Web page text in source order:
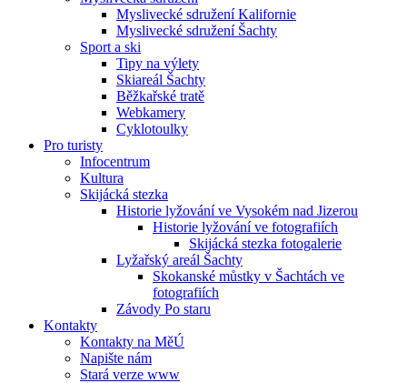
Myslivecké sdružení Kalifornie
Myslivecké sdružení Šachty
Sport a ski
Tipy na výlety
Skiareál Šachty
Běžkařské tratě
Webkamery
Cyklotoulky
Pro turisty
Infocentrum
Kultura
Skijácká stezka
Historie lyžování ve Vysokém nad Jizerou
Historie lyžování ve fotografiích
Skijácká stezka fotogalerie
Lyžařský areál Šachty
Skokanské můstky v Šachtách ve
fotografiích
Závody Po staru
Kontakty
Kontakty na MěÚ
Napište nám
Stará verze www